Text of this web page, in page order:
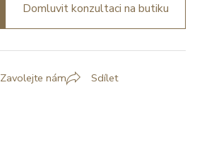
Domluvit konzultaci na butiku
Zavolejte nám Sdílet